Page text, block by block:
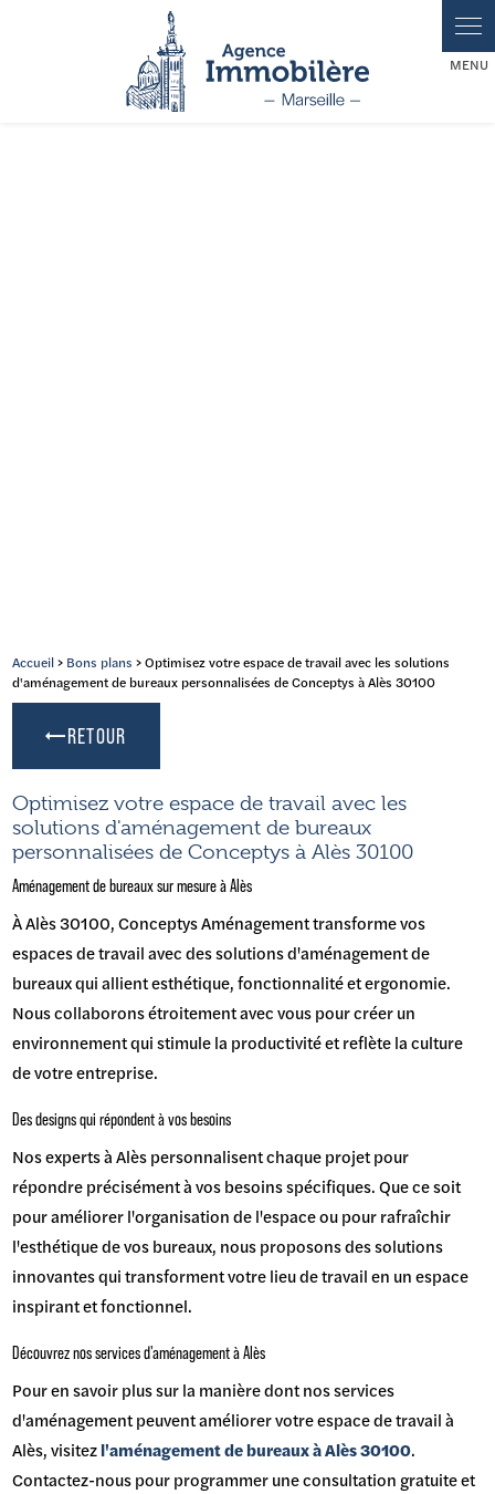
Accueil> Bons plans > Optimisez votre espace de travail avec les solutions
d'aménagement de bureaux personnalisées de Conceptys à Alès 30100
RETOUR
Optimisez votre espace de travail avec les
solutions d'aménagement de bureaux
personnalisées de Conceptys à Alès 30100
Aménagement de bureaux sur mesure à Alès
À Alès 30100, Conceptys Aménagement transforme vos
espaces de travail avec des solutions d'aménagement de
bureaux qui allient esthétique, fonctionnalité et ergonomie.
Nous collaborons étroitement avec vous pour créer un
environnement qui stimule la productivité et reflète la culture
de votre entreprise.
Des designs qui répondent à vos besoins
Nos experts à Alès personnalisent chaque projet pour
répondre précisément à vos besoins spécifiques. Que ce soit
pour améliorer l'organisation de l'espace ou pour rafraîchir
l'esthétique de vos bureaux, nous proposons des solutions
innovantes qui transforment votre lieu de travail en un espace
inspirant et fonctionnel.
Découvrez nos services d'aménagement à Alès
Pour en savoir plus sur la manière dont nos services
d'aménagement peuvent améliorer votre espace de travail à
Alès, visitezl'aménagement de bureaux à Alès 30100.
Contactez-nous pour programmer une consultation gratuite et